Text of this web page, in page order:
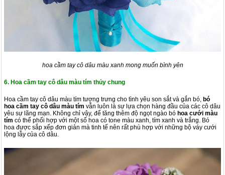
hoa cầm tay cô dâu màu xanh mong muốn bình yên
6. Hoa cầm tay cô dâu màu tím thủy chung
Hoa cầm tay cô dâu màu tím tượng trưng cho tình yêu son sắt và gắn bó, bó
hoa cầm tay cô dâu màu tím vẫn luôn là sự lựa chọn hàng đầu của các cô dâu
yêu sự lãng mạn. Không chỉ vậy, để tăng thêm độ ngọt ngào bó hoa cưới màu
tím có thể phối hợp với một số hoa có tone màu xanh, tím xanh và trắng. Bó
hoa được sắp xếp đơn giản mà tinh tế nên rất phù hợp với những bộ váy cưới
lộng lẫy của cô dâu.